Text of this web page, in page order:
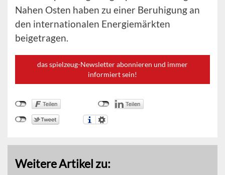
Nahen Osten haben zu einer Beruhigung an
den internationalen Energiemärkten
beigetragen.
das spielzeug-Newsletter abonnieren und immer
informiert sein!
Weitere Artikel zu: